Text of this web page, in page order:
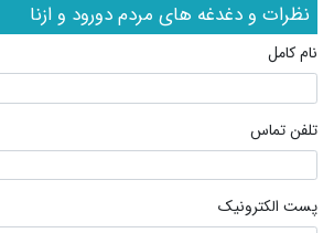
نظرات و دغدغه های مردم دورود و ازنا
نام کامل
تلفن تماس
پست الکترونیک